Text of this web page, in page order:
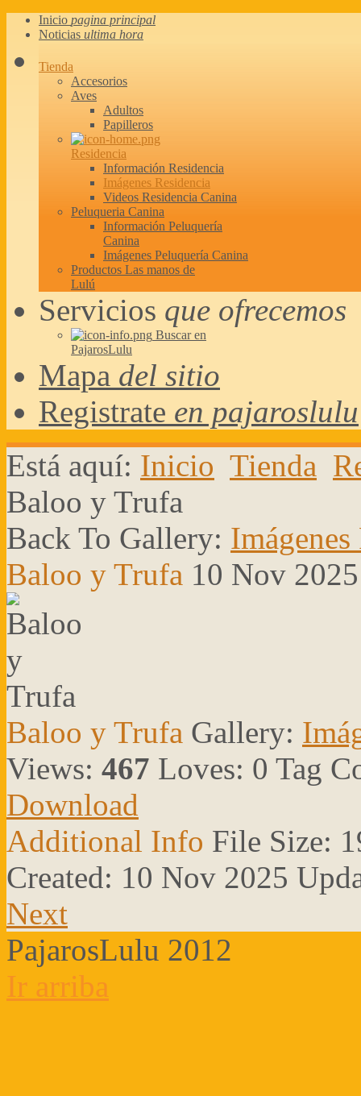
Inicio pagina principal
Noticias ultima hora
Tienda
Accesorios
Aves
Adultos
Papilleros
Residencia
Información Residencia
Imágenes Residencia
Videos Residencia Canina
Peluqueria Canina
Información Peluquería
Canina
Imágenes Peluquería Canina
Productos Las manos de
Lulú
Servicios que ofrecemos
Buscar en
PajarosLulu
Mapa del sitio
Registrate en pajaroslulu
Está aquí: Inicio Tienda
Baloo y Trufa
Back To Gallery:
Baloo y Trufa 10 Nov 2025
Baloo y Trufa Gallery:
Views: 467 Loves: 0 Tag
Download
Additional Info File Size:
Created: 10 Nov 2025
Next
PajarosLulu 2012
Ir arriba